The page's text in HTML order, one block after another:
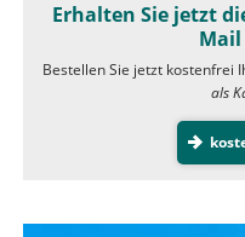
Erhalten Sie jetzt
Mail
Bestellen Sie jetzt kostenfrei
als